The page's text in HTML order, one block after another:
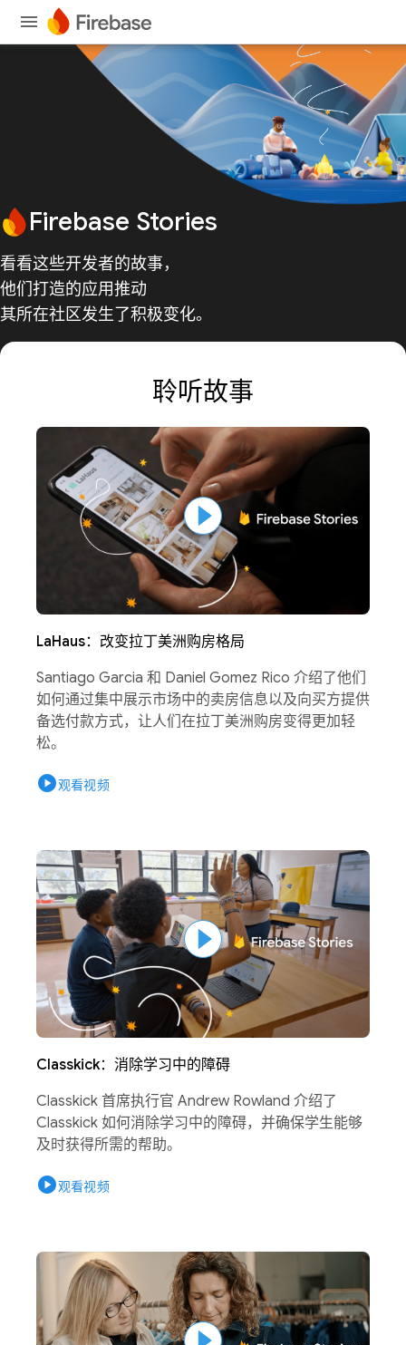
Firebase Stories
看看这些开发者的故事，
他们打造的应用推动
其所在社区发生了积极变化。
聆听故事
LaHaus：改变拉丁美洲购房格局
Santiago Garcia 和 Daniel Gomez Rico 介绍了他们
如何通过集中展示市场中的卖房信息以及向买方提供
备选付款方式，让人们在拉丁美洲购房变得更加轻
松。
play_circle观看视频
Classkick：消除学习中的障碍
Classkick 首席执行官 Andrew Rowland 介绍了
Classkick 如何消除学习中的障碍，并确保学生能够
及时获得所需的帮助。
play_circle观看视频